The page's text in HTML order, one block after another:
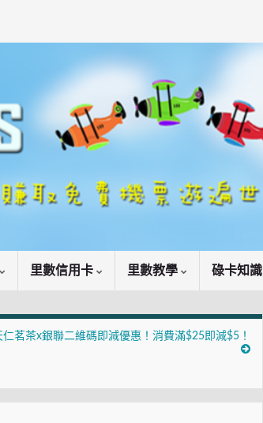
里數信用卡 里數教學 碌卡知識
仁茗茶x銀聯二維碼即減優惠！消費滿$25即減$5！